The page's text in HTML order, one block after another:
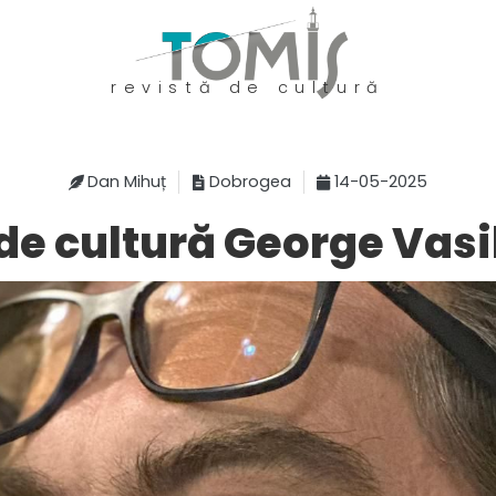
revistă de cultură
Dan Mihuț Dobrogea 14-05-2025
cultură George